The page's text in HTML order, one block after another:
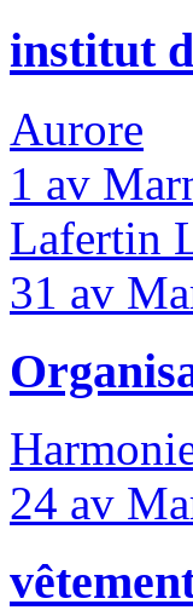
institut
Aurore
1 av
Lafertin
31 av
24 av